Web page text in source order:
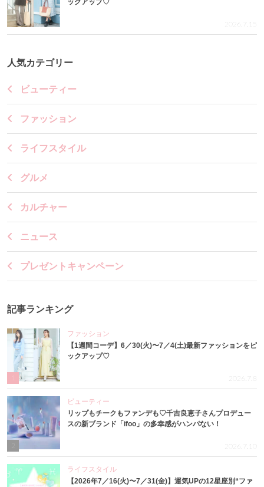
ックアップ♡
2026.7.15
人気カテゴリー
ビューティー
ファッション
ライフスタイル
グルメ
カルチャー
ニュース
プレゼントキャンペーン
記事ランキング
ファッション
【1週間コーデ】6／30(火)〜7／4(土)最新ファッションをピ
ックアップ♡
2026.7.8
ビューティー
リップもチークもファンデも♡千吉良恵子さんプロデュー
スの新ブランド「ifoo」の多幸感がハンパない！
2026.7.10
ライフスタイル
【2026年7／16(火)〜7／31(金)】運気UPの12星座別“ファ